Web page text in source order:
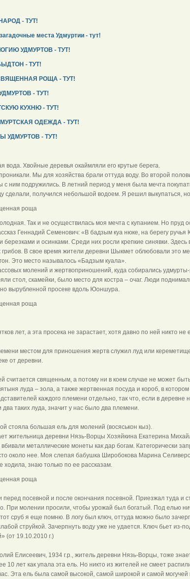
- ТУТ!
места Удмуртии - тут!
УДМУРТОВ - ТУТ!
- ТУТ!
РОЩА - ТУТ!
- ТУТ!
КУХНЮ - ТУТ!
ОДЕЖДА - ТУТ!
УДМУРТОВ - ТУТ!
вода. Хвойные деревья окаймляли его крутые берега.
Мы для хозяйства брали оттуда воду. Во второй
ним подружились. В летний период у меня была мечта
сделали, получился небольшой водоем. Я решил выкупаться,
Так и не осуществилась моя мечта с купанием. Но пруд
Геннадий Семенович: «В бадзым куа нюке, на берегу
и осинками. Среди них росли крепкие синявки. Здесь
грибов. В свое время жители деревни Шыкмет облюбовали это
Это место называлось «Бадзым куала».
молений и жертвоприношений, куда собирались
стол, скамейки, было место для костра – очаг. Люди
вырубленной просеке вдоль Юоншура.
лет, а эта просека не зарастает, хотя давно по ней никто не
местом для приношения жертв служил луд или
от деревни.
считается священным, а потому ни в коем случае не может
луда – зола, а также жертвенная посуда и короб, в
каждого племени отдельно, так что, если в
два таких луда, значит у нас было два племени.
стояла большая ель для молений (восяськон кыз).
жительница деревни Нязь-Ворцы Хозяйкина Екатерина
металлические монеты как дар богам. Категорически
около нее. Моя слепая бабушка Широбокова Марина
ходила, знаю только по ее рассказам.
перед посевной и после окончания посевной. Приезжал туда и
При молении просили, чтобы урожай был богатый. Под елью
сруб я еще помню. В логу был ключ, оттуда можно было
струйкой. Зачерпнуть воду уже не удается. Ключ бьет из-
(от 19.10.2010 г.)
Елисеевич, 1934 г.р., житель деревни Нязь-Ворцы, тоже
10 лет как упала эта ель. Но никто из жителей не смеет
Эта ель была самой высокой, самой широкой и самой